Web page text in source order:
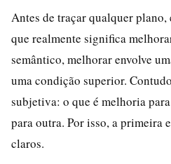
Antes de traçar qualquer plano,
que realmente significa
semântico, melhorar envolve
uma condição superior.
subjetiva: o que é melhoria
para outra. Por isso, a primeira
claros.